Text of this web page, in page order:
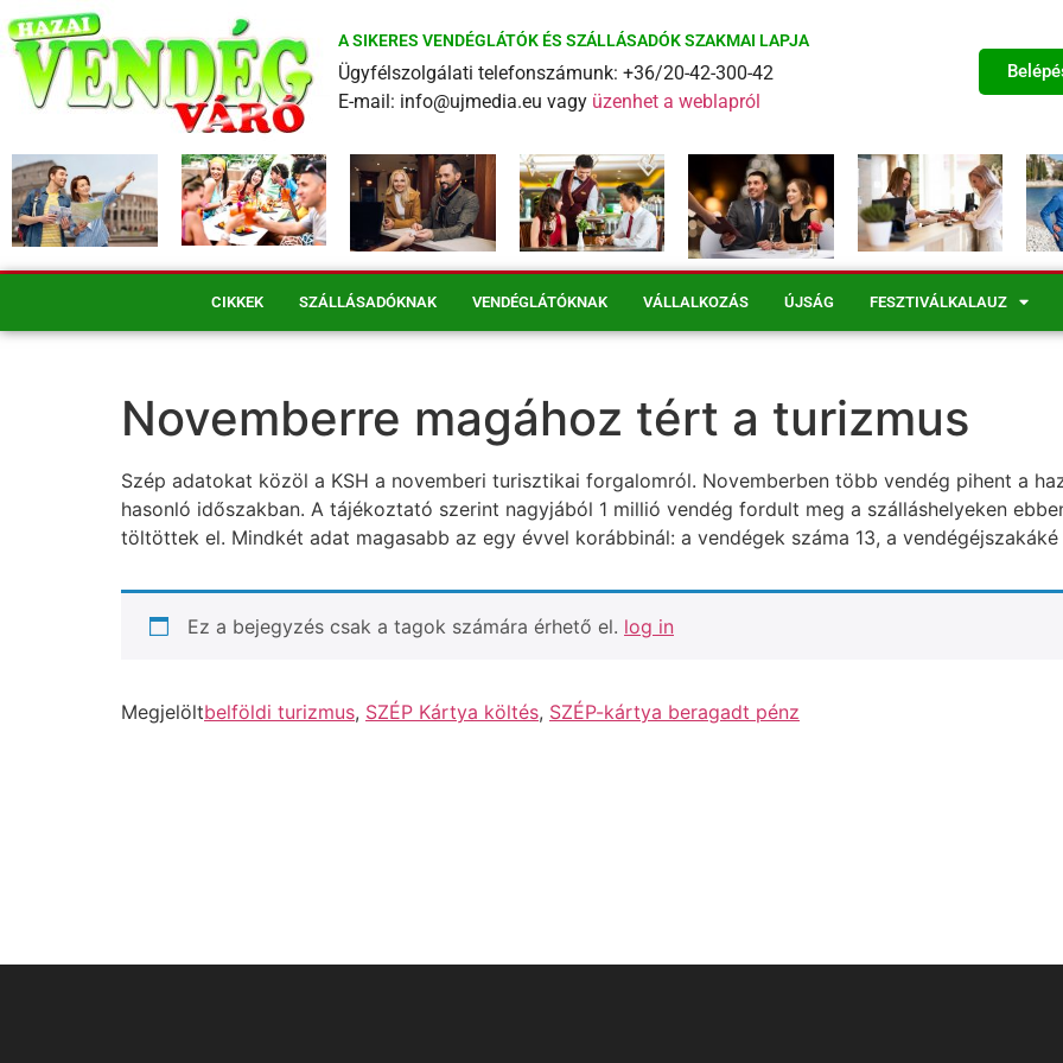
A SIKERES VENDÉGLÁTÓK ÉS SZÁLLÁSADÓK SZAKMAI LAPJA
Ügyfélszolgálati telefonszámunk: +36/20-42-300-42
E-mail: info@ujmedia.eu vagy üzenhet a weblapról
CIKKEK SZÁLLÁSADÓKNAK VENDÉGLÁTÓKNAK VÁLLALKOZÁS ÚJSÁG FESZTIVÁLKALAUZ
Novemberre magához tért a turizmus
Szép adatokat közöl a KSH a novemberi turisztikai forgalomról. Novemberben több vendég pihent a
hasonló időszakban. A tájékoztató szerint nagyjából 1 millió vendég fordult meg a szálláshelyeken
töltöttek el. Mindkét adat magasabb az egy évvel korábbinál: a vendégek száma 13, a
Ez a bejegyzés csak a tagok számára érhető el. log in
Megjelöltbelföldi turizmus, SZÉP Kártya költés, SZÉP-kártya beragadt pénz